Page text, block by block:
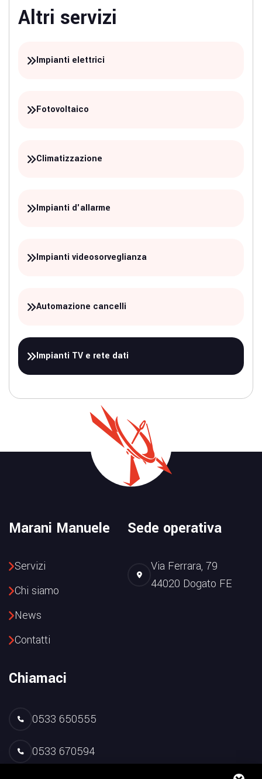
Altri servizi
Impianti elettrici
Fotovoltaico
Climatizzazione
Impianti d'allarme
Impianti videosorveglianza
Automazione cancelli
Impianti TV e rete dati
Marani Manuele
Servizi
Chi siamo
News
Contatti
Sede operativa
Via Ferrara, 79
44020 Dogato FE
Chiamaci
0533 650555
0533 670594